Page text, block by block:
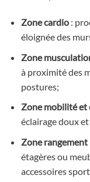
Zone cardio:
éloignée des
Zone
à proximité des
postures;
Zone mobilité et
éclairage doux
Zone rangement
étagères ou
accessoires